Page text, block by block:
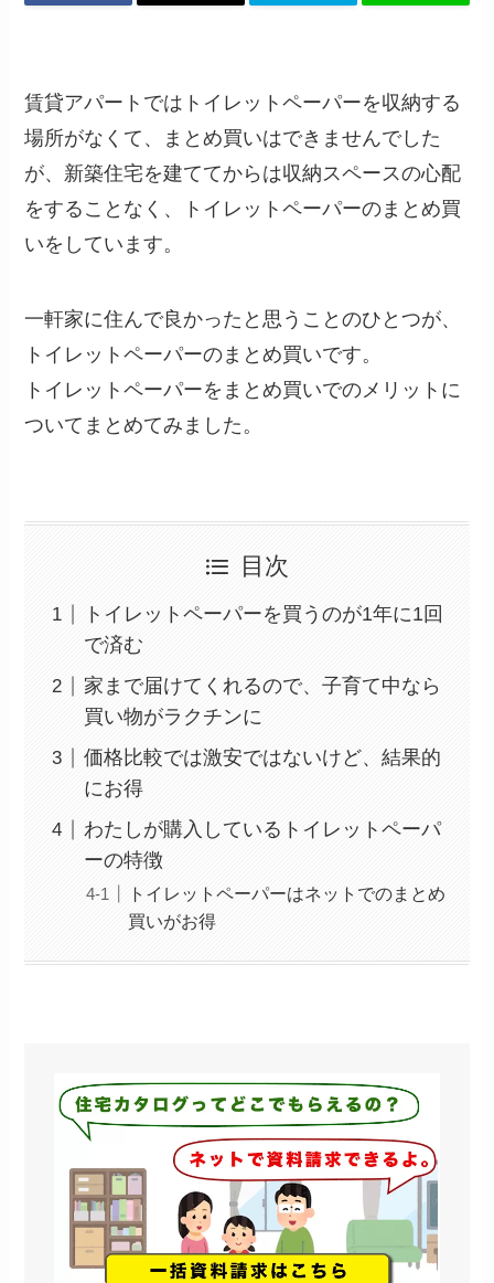
賃貸アパートではトイレットペーパーを収納する
場所がなくて、まとめ買いはできませんでした
が、新築住宅を建ててからは収納スペースの心配
をすることなく、トイレットペーパーのまとめ買
いをしています。
一軒家に住んで良かったと思うことのひとつが、
トイレットペーパーのまとめ買いです。
トイレットペーパーをまとめ買いでのメリットに
ついてまとめてみました。
目次
トイレットペーパーを買うのが1年に1回
で済む
家まで届けてくれるので、子育て中なら
買い物がラクチンに
価格比較では激安ではないけど、結果的
にお得
わたしが購入しているトイレットペーパ
ーの特徴
トイレットペーパーはネットでのまとめ
買いがお得